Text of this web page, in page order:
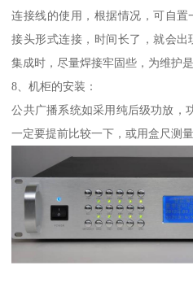
连接线的使用，根据情况，可自
接头形式连接，时间长了，就会
集成时，尽量焊接牢固些，为维护
8、机柜的安装：
公共广播系统如采用纯后级功放，
一定要提前比较一下，或用盒尺测